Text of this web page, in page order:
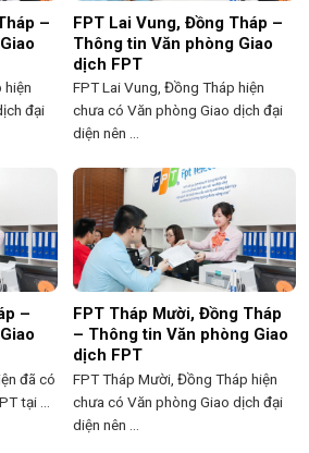
–
hiện
đại
FPT Lai Vung, Đồng Tháp –
Thông tin Văn phòng Giao
dịch FPT
FPT Lai Vung, Đồng Tháp hiện
chưa có Văn phòng Giao dịch đại
diện nên ...
–
đã có
tại ...
FPT Tháp Mười, Đồng Tháp
– Thông tin Văn phòng Giao
dịch FPT
FPT Tháp Mười, Đồng Tháp hiện
chưa có Văn phòng Giao dịch đại
diện nên ...